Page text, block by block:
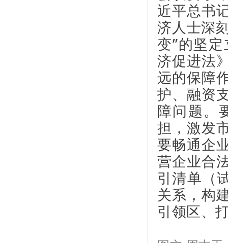
近平总书
济人士深
变”的坚
济促进法
远的保障
护、融资
障问题。
担，激发
要畅通企
营企业合
引清单（
关系，构
引领区、